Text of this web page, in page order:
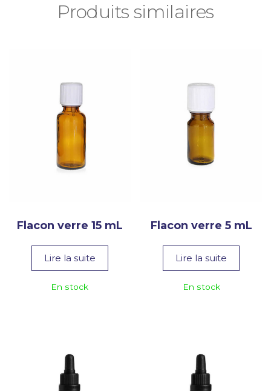
Produits similaires
Flacon verre 15 mL
Lire la suite
En stock
Flacon verre 5 mL
Lire la suite
En stock